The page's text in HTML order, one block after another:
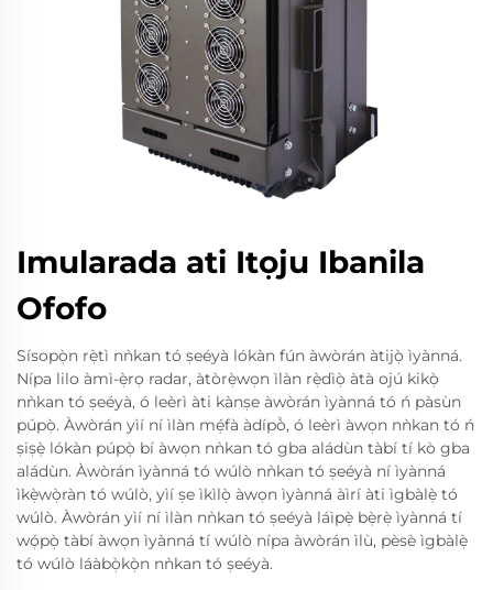
Imularada ati Itọju Ibanila
Ofofo
Sísopọ̀n rẹ̀tì nǹkan tó ṣeéyà lókàn fún àwòrán àtijọ̀ ìyànná.
Nípa lilo àmì-ẹ̀rọ radar, àtòrẹ̀wọn ìlàn rẹ̀dìọ̀ àtà ojú kikọ̀
nǹkan tó ṣeéyà, ó leèrì àti kànṣe àwòrán ìyànná tó ń pàsùn
púpọ̀. Àwòrán yìí ní ìlàn mẹ́fà àdípò̀, ó leèrì àwọn nǹkan tó ń
ṣiṣẹ̀ lókàn púpọ̀ bí àwọn nǹkan tó gba aládùn tàbí tí kò gba
aládùn. Àwòrán ìyànná tó wúlò nǹkan tó ṣeéyà ní ìyànná
ìkẹ̀wọ̀ràn tó wúlò, yìí ṣe ìkìlọ̀ àwọn ìyànná àìrí àti ìgbàlẹ̀ tó
wúlò. Àwòrán yìí ní ìlàn nǹkan tó ṣeéyà láìpẹ̀ bẹ̀rẹ̀ ìyànná tí
wọ́pọ̀ tàbí àwọn ìyànná tí wúlò nípa àwòrán ìlù, pèsè ìgbàlẹ̀
tó wúlò láàbọ̀kọ̀n nǹkan tó ṣeéyà.